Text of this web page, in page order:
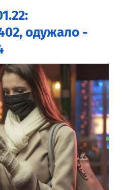
одужало -